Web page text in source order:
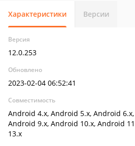
Характеристики Версии
Версия
12.0.253
Обновлено
2023-02-04 06:52:41
Совместимость
Android 4.x, Android 5.x, Android
Android 9.x, Android 10.x, Android
13.x